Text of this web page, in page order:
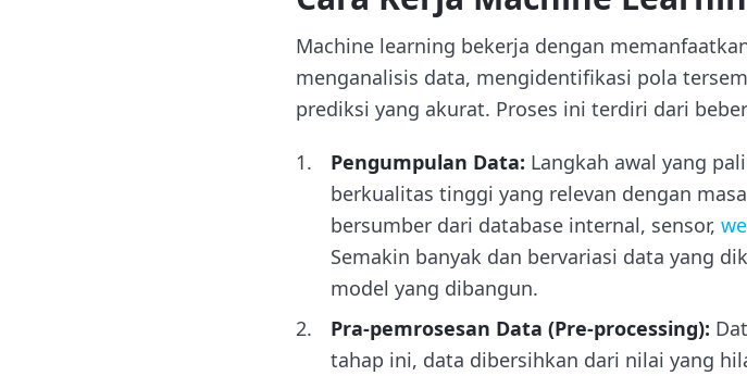
Machine learning bekerja dengan
menganalisis data, mengidentifikasi pola
prediksi yang akurat. Proses ini terdiri dari
Pengumpulan Data: Langkah awal yang
berkualitas tinggi yang relevan dengan
bersumber dari database internal, sensor,
Semakin banyak dan bervariasi data yang
model yang dibangun.
Pra-pemrosesan Data (Pre-processing):
tahap ini, data dibersihkan dari nilai yang